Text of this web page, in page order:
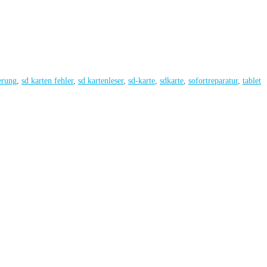
, sd karten fehler, sd kartenleser, sd-karte, sdkarte, sofortreparatur, tablet